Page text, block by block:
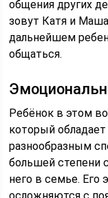
общения других
зовут Катя и
дальнейшем
общаться.
Ребёнок в этом
который
разнообразным
большей степени
него в семье. Его